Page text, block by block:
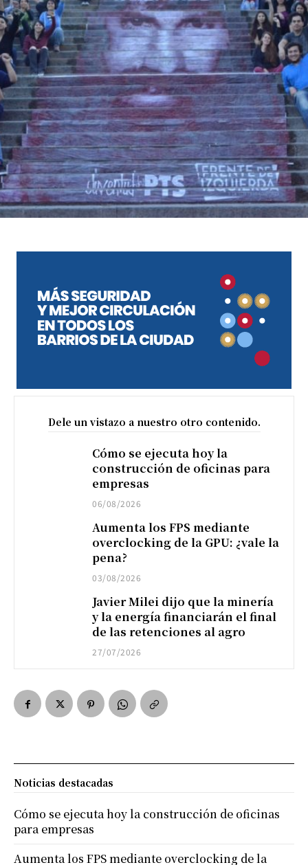
Dele un vistazo a nuestro otro contenido.
Cómo se ejecuta hoy la
construcción de oficinas para
empresas
06/08/2026
Aumenta los FPS mediante
overclocking de la GPU: ¿vale la
pena?
03/08/2026
Javier Milei dijo que la minería
y la energía financiarán el final
de las retenciones al agro
27/07/2026
Noticias destacadas
Cómo se ejecuta hoy la construcción de oficinas
para empresas
Aumenta los FPS mediante overclocking de la